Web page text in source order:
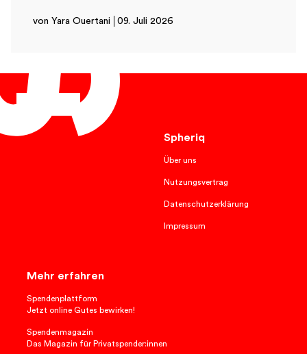
von Yara Ouertani 09. Juli 2026
Spheriq
Über uns
Nutzungsvertrag
Datenschutzerklärung
Impressum
Mehr erfahren
Spendenplattform
Jetzt online Gutes bewirken!
Spendenmagazin
Das Magazin für Privatspender:innen